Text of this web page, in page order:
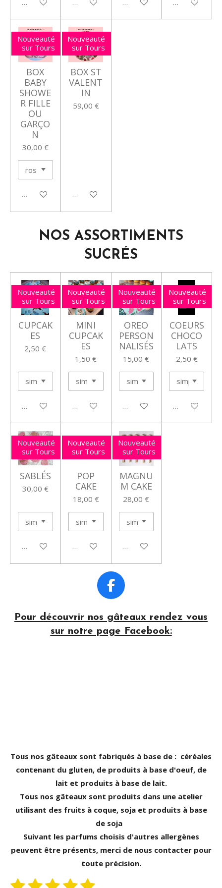
Nouveauté
sur Tours
BOX
BABY
SHOWE
R FILLE
OU
GARÇO
N
30,00 €
Voir les détails
Nouveauté
sur Tours
BOX ST
VALENT
IN
59,00 €
Voir les détails
NOS ASSORTIMENTS
SUCRÉS
Nouveauté
sur Tours
CUPCAK
ES
2,50 €
Voir les détails
Nouveauté
sur Tours
MINI
CUPCAK
ES
1,50 €
Voir les détails
Nouveauté
sur Tours
OREO
PERSON
NALISÉS
15,00 €
Voir les détails
Nouveauté
sur Tours
COEURS
CHOCO
LATS
2,50 €
Voir les
Nouveauté
sur Tours
SABLÉS
30,00 €
Voir les détails
Nouveauté
sur Tours
POP
CAKE
18,00 €
Voir les détails
Nouveauté
sur Tours
MAGNU
M CAKE
28,00 €
Voir les détails
F
c
e
Pour découvrir nos gâteaux rendez vous
sur notre page Facebook:
Tous nos gâteaux sont fabriqués à base de : céréales
contenant du gluten, de produits à base d'oeuf, de
lait et produits à base de lait.
Tous nos gâteaux sont produits dans une atelier
utilisant des fruits à coque, soja et produits à base
de soja
Suivant les parfums choisis d'autres allergènes
peuvent être présents, merci de nous contacter pour
toute précision.
É
E